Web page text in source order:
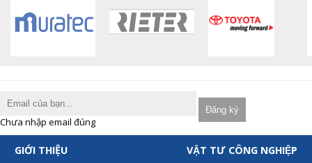
Chưa nhập email đúng
GIỚI THIỆU VẬT TƯ CÔNG NGHIỆP